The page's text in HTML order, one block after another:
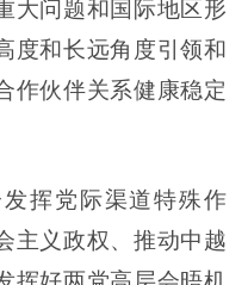
大问题和国际地区形
度和长远角度引领和
作伙伴关系健康稳定
挥党际渠道特殊作
主义政权、推动中越